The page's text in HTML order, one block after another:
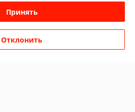
Принять
Отклонить